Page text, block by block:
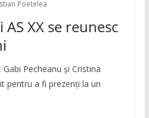
Poetelea
XX se reunesc
Pecheanu şi Cristina
pentru a fi prezenţi la un